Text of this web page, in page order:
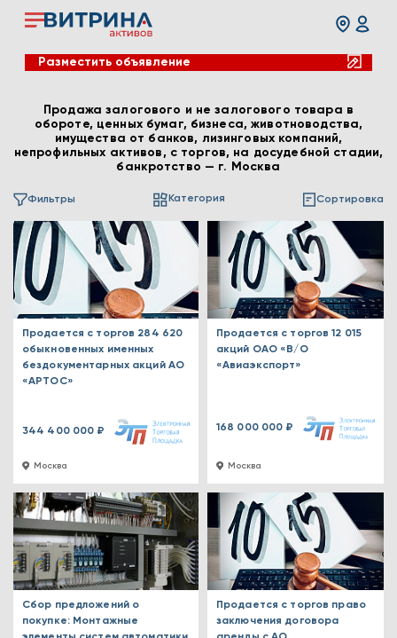
Разместить объявление
Продажа залогового и не залогового товара в
обороте, ценных бумаг, бизнеса, животноводства,
имущества от банков, лизинговых компаний,
непрофильных активов, с торгов, на досудебной стадии,
банкротство — г. Москва
Фильтры Категория Сортировка
Москва
Продается с торгов 284 620
обыкновенных именных
бездокументарных акций АО
«АРТОС»
344 400 000 ₽
Москва
Продается с торгов 12 015
акций ОАО «В/О
«Авиаэкспорт»
168 000 000 ₽
Сбор предложений о
покупке: Монтажные
Продается с торгов право
заключения договора